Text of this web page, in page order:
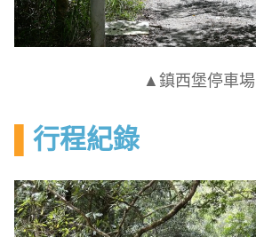
▲鎮西堡停車場
▌ 行程紀錄